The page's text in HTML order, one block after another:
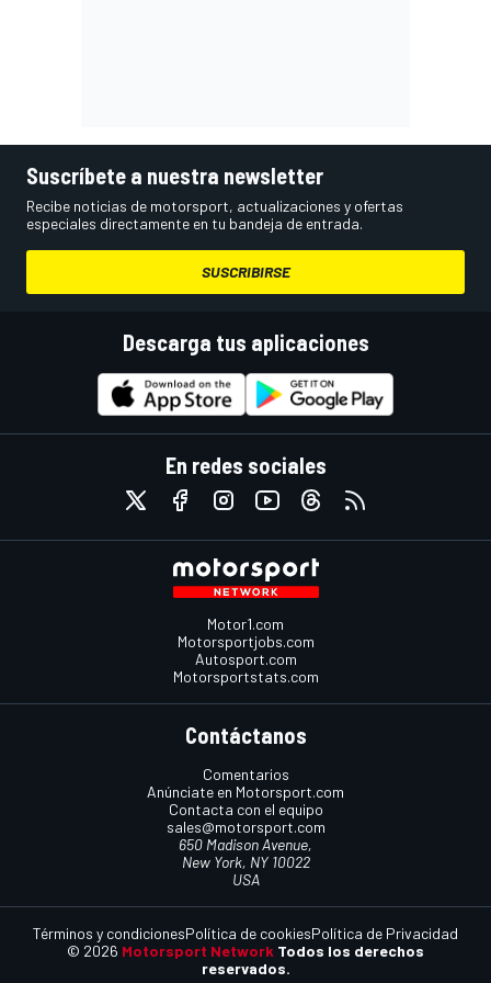
Suscríbete a nuestra newsletter
Recibe noticias de motorsport, actualizaciones y ofertas
especiales directamente en tu bandeja de entrada.
SUSCRIBIRSE
Descarga tus aplicaciones
En redes sociales
Motor1.com
Motorsportjobs.com
Autosport.com
Motorsportstats.com
Contáctanos
Comentarios
Anúnciate en Motorsport.com
Contacta con el equipo
sales@motorsport.com
650 Madison Avenue,
New York, NY 10022
USA
© 2026 Motorsport Network Todos los derechos
reservados.
Términos y condicionesPolítica de cookiesPolítica de Privacidad